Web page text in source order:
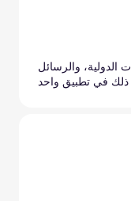
الدولية، والرسائل
ذلك في تطبيق واحد